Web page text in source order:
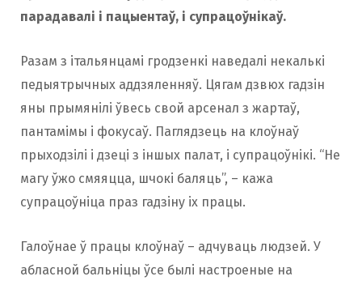
парадавалі і пацыентаў, і супрацоўнікаў.
Разам з італьянцамі гродзенкі наведалі некалькі
педыятрычных аддзяленняў. Цягам дзвюх гадзін
яны прымянілі ўвесь свой арсенал з жартаў,
пантамімы і фокусаў. Паглядзець на клоўнаў
прыходзілі і дзеці з іншых палат, і супрацоўнікі. “Не
магу ўжо смяяцца, шчокі баляць”, – кажа
супрацоўніца праз гадзіну іх працы.
Галоўнае ў працы клоўнаў – адчуваць людзей. У
абласной бальніцы ўсе былі настроеные на